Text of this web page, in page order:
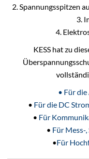
2. Spannungsspitzen
3.
4.
KESS hat zu
• Für
• Für die DC
• Für
• Für Mess-
•Für